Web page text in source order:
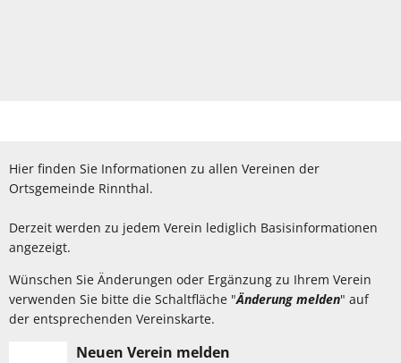
Hier finden Sie Informationen zu allen Vereinen der
Ortsgemeinde Rinnthal.
Derzeit werden zu jedem Verein lediglich Basisinformationen
angezeigt.
Wünschen Sie Änderungen oder Ergänzung zu Ihrem Verein
verwenden Sie bitte die Schaltfläche "Änderung melden" auf
der entsprechenden Vereinskarte.
Neuen Verein melden